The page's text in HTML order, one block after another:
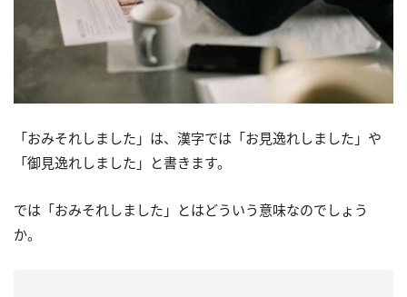
「おみそれしました」は、漢字では「お見逸れしました」や
「御見逸れしました」と書きます。
では「おみそれしました」とはどういう意味なのでしょう
か。